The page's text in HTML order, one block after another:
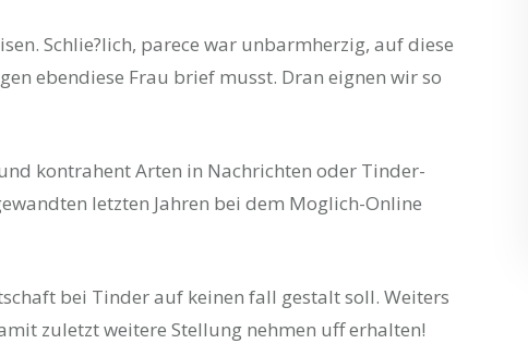
Schlie?lich, parece war unbarmherzig, auf diese
ebendiese Frau brief musst. Dran eignen wir so
kontrahent Arten in Nachrichten oder Tinder-
letzten Jahren bei dem Moglich-Online
bei Tinder auf keinen fall gestalt soll. Weiters
zuletzt weitere Stellung nehmen uff erhalten!